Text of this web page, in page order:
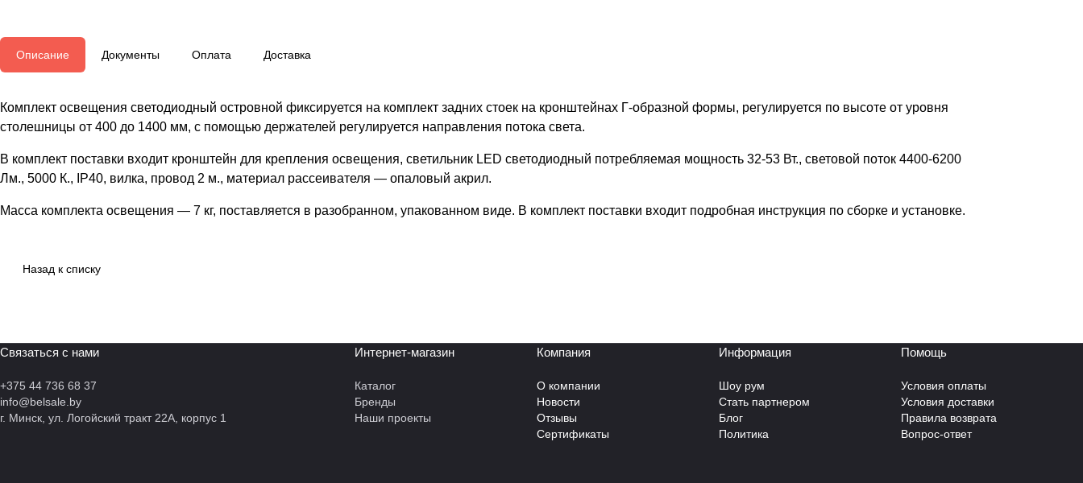
Описание Документы Оплата Доставка
Комплект освещения светодиодный островной фиксируется на комплект задних стоек на кронштейнах Г-образной формы, регулируется по высоте от уровня
столешницы от 400 до 1400 мм, с помощью держателей регулируется направления потока света.
В комплект поставки входит кронштейн для крепления освещения, светильник LED светодиодный потребляемая мощность 32-53 Вт., световой поток 4400-6200
Лм., 5000 К., IP40, вилка, провод 2 м., материал рассеивателя — опаловый акрил.
Масса комплекта освещения — 7 кг, поставляется в разобранном, упакованном виде. В комплект поставки входит подробная инструкция по сборке и установке.
Назад к списку
Связаться с нами
+375 44 736 68 37
info@belsale.by
г. Минск, ул. Логойский тракт 22А, корпус 1
Интернет-магазин
Каталог
Бренды
Наши проекты
Компания
О компании
Новости
Отзывы
Сертификаты
Информация
Шоу рум
Стать партнером
Блог
Политика
Помощь
Условия оплаты
Условия доставки
Правила возврата
Вопрос-ответ